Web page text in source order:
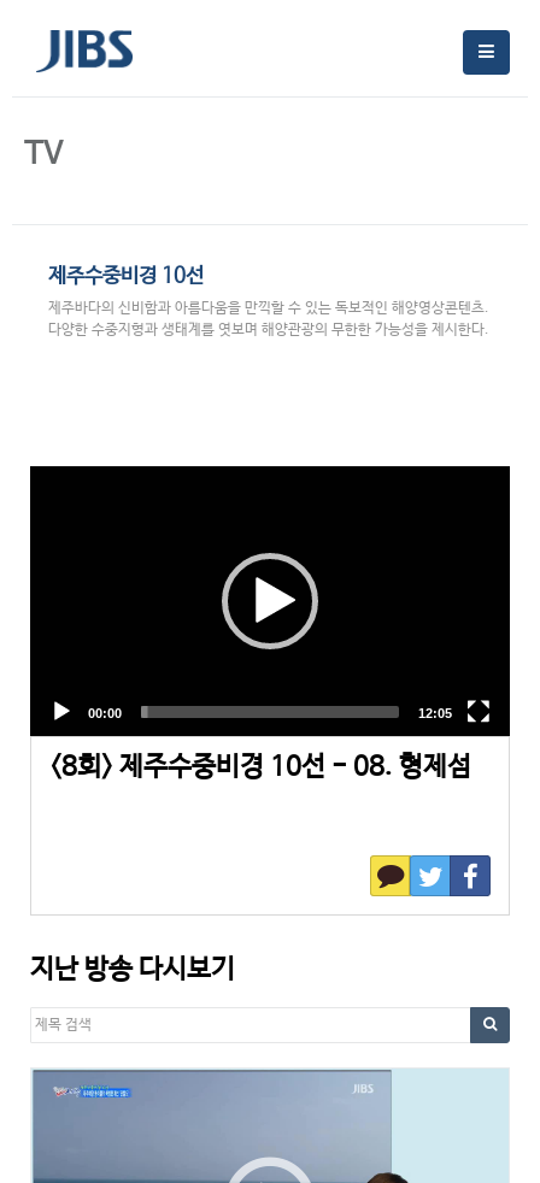
TV
제주수중비경 10선
제주바다의 신비함과 아름다움을 만끽할 수 있는 독보적인 해양영상콘텐츠.
다양한 수중지형과 생태계를 엿보며 해양관광의 무한한 가능성을 제시한다.
<8회> 제주수중비경 10선 - 08. 형제섬
지난 방송 다시보기